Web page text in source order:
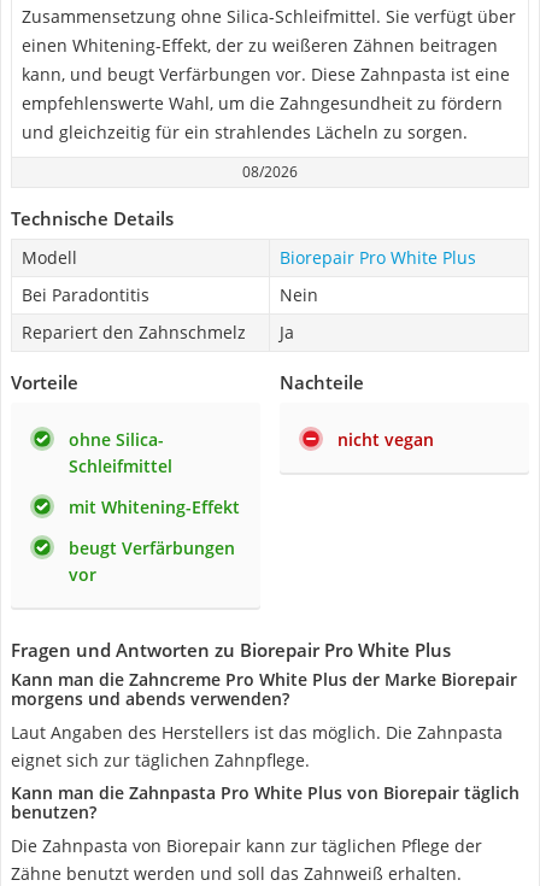
Zusammensetzung ohne Silica-Schleifmittel. Sie verfügt über
einen Whitening-Effekt, der zu weißeren Zähnen beitragen
kann, und beugt Verfärbungen vor. Diese Zahnpasta ist eine
empfehlenswerte Wahl, um die Zahngesundheit zu fördern
und gleichzeitig für ein strahlendes Lächeln zu sorgen.
08/2026
Technische Details
Modell
Biorepair Pro White Plus
Bei Paradontitis
Nein
Repariert den Zahnschmelz
Ja
Vorteile
ohne Silica-
Schleifmittel
mit Whitening-Effekt
beugt Verfärbungen
vor
Nachteile
nicht vegan
Fragen und Antworten zu Biorepair Pro White Plus
Kann man die Zahncreme Pro White Plus der Marke Biorepair
morgens und abends verwenden?
Laut Angaben des Herstellers ist das möglich. Die Zahnpasta
eignet sich zur täglichen Zahnpflege.
Kann man die Zahnpasta Pro White Plus von Biorepair täglich
benutzen?
Die Zahnpasta von Biorepair kann zur täglichen Pflege der
Zähne benutzt werden und soll das Zahnweiß erhalten.